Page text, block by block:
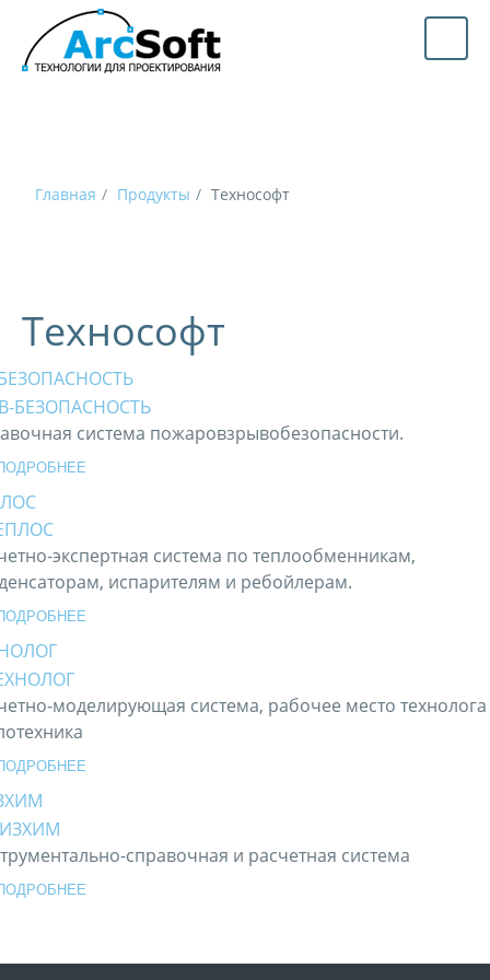
Главная Продукты Технософт
Технософт
система пожаровзрывобезопасности.
экспертная система по теплообменникам,
испарителям и ребойлерам.
моделирующая система, рабочее место
справочная и расчетная система